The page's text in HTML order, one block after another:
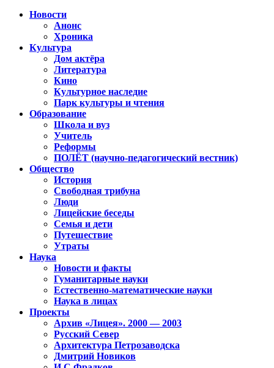
Новости
Анонс
Хроника
Культура
Дом актёра
Литература
Кино
Культурное наследие
Парк культуры и чтения
Образование
Школа и вуз
Учитель
Реформы
ПОЛЁТ (научно-педагогический вестник)
Общество
История
Свободная трибуна
Люди
Лицейские беседы
Семья и дети
Путешествие
Утраты
Наука
Новости и факты
Гуманитарные науки
Естественно-математические науки
Наука в лицах
Проекты
Архив «Лицея». 2000 — 2003
Русский Север
Архитектура Петрозаводска
Дмитрий Новиков